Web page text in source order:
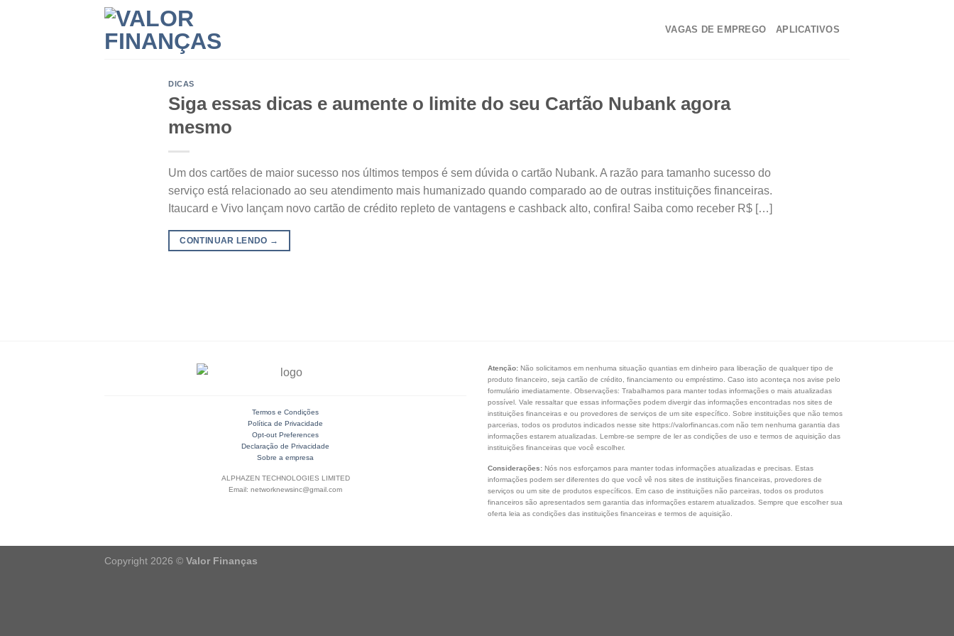
VAGAS DE EMPREGO APLICATIVOS
DICAS
Siga essas dicas e aumente o limite do seu Cartão Nubank agora
mesmo
Um dos cartões de maior sucesso nos últimos tempos é sem dúvida o cartão Nubank. A razão para tamanho sucesso do
serviço está relacionado ao seu atendimento mais humanizado quando comparado ao de outras instituições financeiras.
Itaucard e Vivo lançam novo cartão de crédito repleto de vantagens e cashback alto, confira! Saiba como receber R$ […]
CONTINUAR LENDO →
Termos e Condições
Política de Privacidade
Opt-out Preferences
Declaração de Privacidade
Sobre a empresa
ALPHAZEN TECHNOLOGIES LIMITED
Email: networknewsinc@gmail.com
Atenção: Não solicitamos em nenhuma situação quantias em dinheiro para liberação de qualquer tipo de
produto financeiro, seja cartão de crédito, financiamento ou empréstimo. Caso isto aconteça nos avise pelo
formulário imediatamente. Observações: Trabalhamos para manter todas informações o mais atualizadas
possível. Vale ressaltar que essas informações podem divergir das informações encontradas nos sites de
instituições financeiras e ou provedores de serviços de um site específico. Sobre instituições que não temos
parcerias, todos os produtos indicados nesse site https://valorfinancas.com não tem nenhuma garantia das
informações estarem atualizadas. Lembre-se sempre de ler as condições de uso e termos de aquisição das
instituições financeiras que você escolher.
Considerações: Nós nos esforçamos para manter todas informações atualizadas e precisas. Estas
informações podem ser diferentes do que você vê nos sites de instituições financeiras, provedores de
serviços ou um site de produtos específicos. Em caso de instituições não parceiras, todos os produtos
financeiros são apresentados sem garantia das informações estarem atualizados. Sempre que escolher sua
oferta leia as condições das instituições financeiras e termos de aquisição.
Copyright 2026 © Valor Finanças